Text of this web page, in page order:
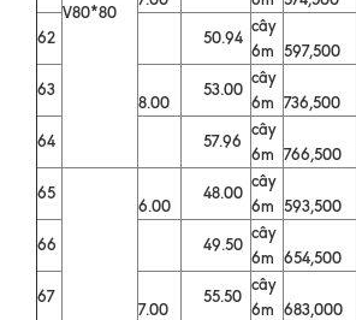
V80*80
62
50.94
cây
6m 597,500
63
8.00
53.00
cây
6m 736,500
64
57.96
cây
6m 766,500
65
6.00
48.00
cây
6m 593,500
66
49.50
cây
6m 654,500
67
7.00
55.50
cây
6m 683,000